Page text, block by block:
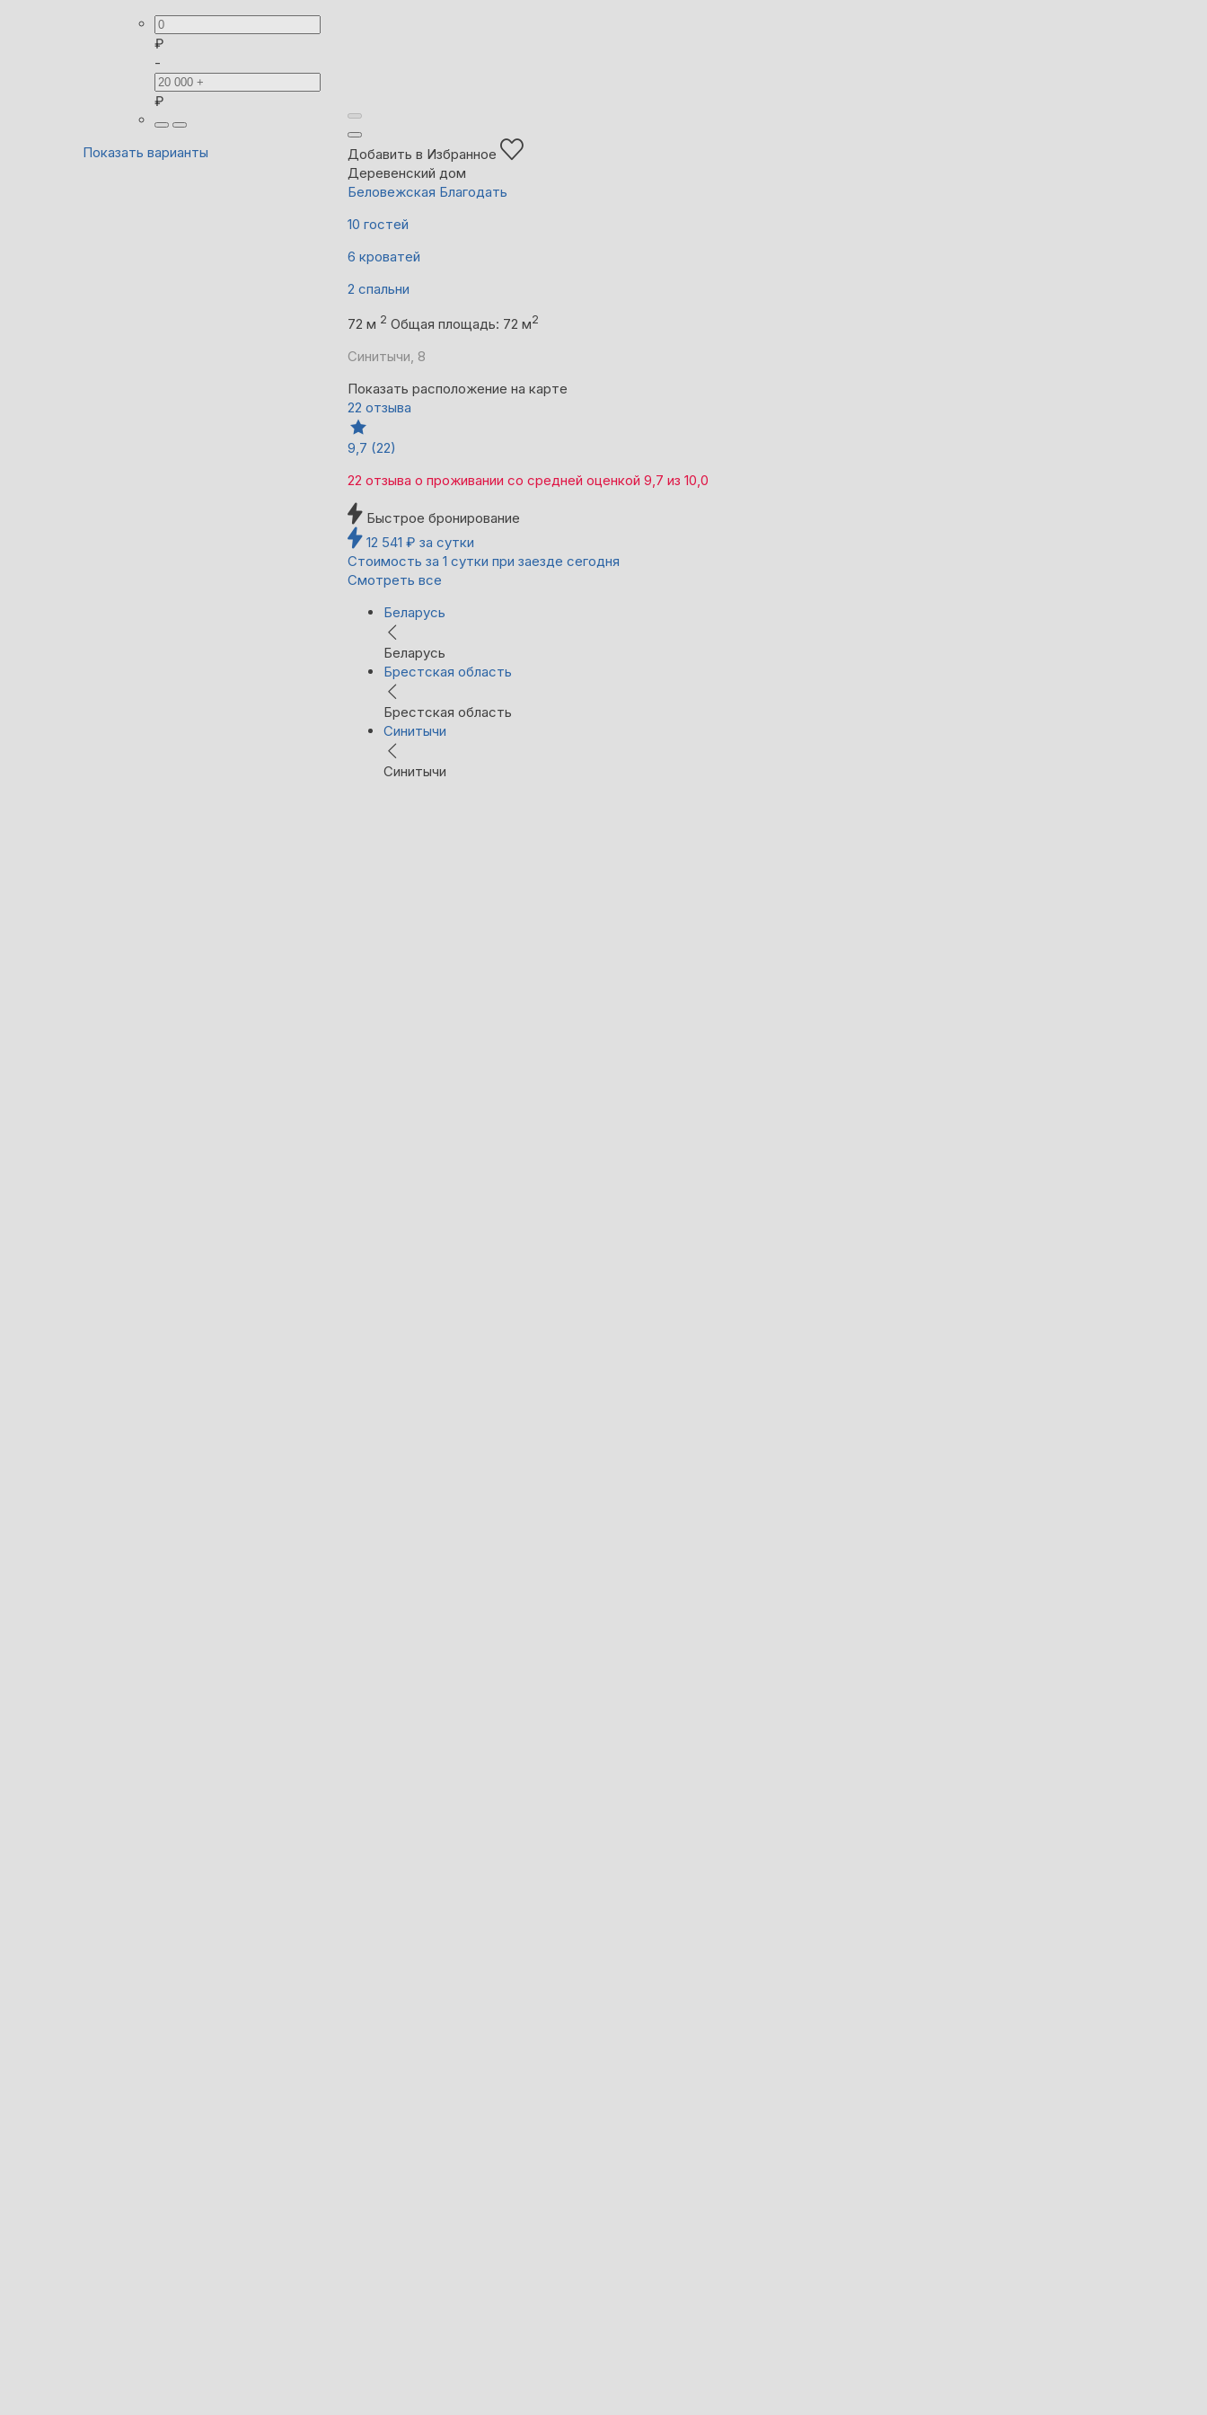
₽
-
₽
Показать варианты
Добавить в Избранное
Деревенский дом
Беловежская Благодать
10 гостей
6 кроватей
2 спальни
72 м 2 Общая площадь: 72 м2
Синитычи, 8
Показать расположение на карте
22 отзыва
9,7 (22)
22 отзыва о проживании со средней оценкой 9,7 из 10,0
Быстрое бронирование
12 541 ₽ за сутки
Стоимость за 1 сутки при заезде сегодня
Смотреть все
Беларусь
Беларусь
Брестская область
Брестская область
Синитычи
Синитычи